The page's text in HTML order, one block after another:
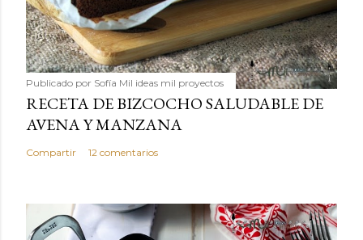
Publicado por Sofía Mil ideas mil proyectos
RECETA DE BIZCOCHO SALUDABLE DE
AVENA Y MANZANA
Compartir 12 comentarios